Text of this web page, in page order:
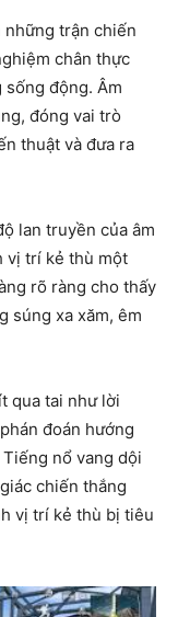
những trận chiến
chân thực
động. Âm
đóng vai trò
thuật và đưa ra
lan truyền của âm
vị trí kẻ thù một
rõ ràng cho thấy
súng xa xăm, êm
qua tai như lời
đoán hướng
nổ vang dội
chiến thắng
vị trí kẻ thù bị tiêu